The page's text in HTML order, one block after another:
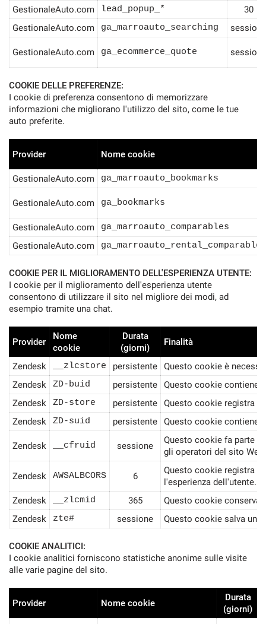
GestionaleAuto.com
lead_popup_*
30
GestionaleAuto.com
ga_marroauto_searching sessione
GestionaleAuto.com ga_ecommerce_quote sessione
COOKIE DELLE PREFERENZE:
I cookie di preferenza consentono di memorizzare
informazioni che migliorano l'utilizzo del sito, come le tue
auto preferite.
Provider Nome cookie
GestionaleAuto.com ga_marroauto_bookmarks
GestionaleAuto.com ga_bookmarks
GestionaleAuto.com ga_marroauto_comparables
GestionaleAuto.com ga_marroauto_rental_comparables
COOKIE PER IL MIGLIORAMENTO DELL'ESPERIENZA UTENTE:
I cookie per il miglioramento dell'esperienza utente
consentono di utilizzare il sito nel migliore dei modi, ad
esempio tramite una chat.
Provider
Nome
cookie
Durata
(giorni)
Finalità
Zendesk __zlcstore persistente
Questo cookie è
Zendesk
ZD-buid persistente
Questo cookie contiene
Zendesk
ZD-store persistente
Questo cookie registra
Zendesk
ZD-suid persistente Questo cookie contiene
Zendesk __cfruid sessione
Questo cookie fa parte
gli operatori del sito Web.
Zendesk AWSALBCORS 6
Questo cookie registra
l'esperienza dell'utente.
Zendesk
__zlcmid 365
Questo cookie conserva
Zendesk
zte# sessione Questo cookie salva un
COOKIE ANALITICI:
I cookie analitici forniscono statistiche anonime sulle visite
alle varie pagine del sito.
Provider Nome cookie
Durata
(giorni)